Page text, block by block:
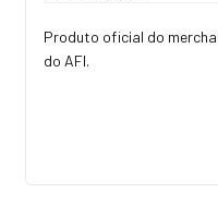
Produto oficial do
do AFI.